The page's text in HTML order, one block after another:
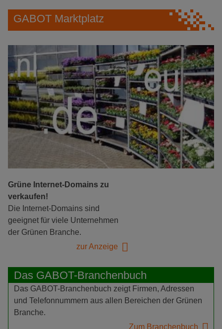
GABOT Marktplatz
Grüne Internet-Domains zu
verkaufen!
Die Internet-Domains sind
geeignet für viele Unternehmen
der Grünen Branche.
zur Anzeige
Das GABOT-Branchenbuch
Das GABOT-Branchenbuch zeigt Firmen, Adressen
und Telefonnummern aus allen Bereichen der Grünen
Branche.
Zum Branchenbuch